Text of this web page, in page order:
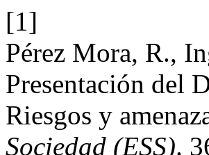
[1]
Pérez Mora, R.,
Presentación del
Riesgos y
Sociedad (ESS).